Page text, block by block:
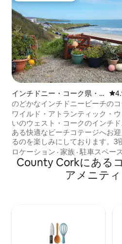
インチドニー・コーク県・
アイルランドのコテージ
レ
のどかなインチドニービーチの
ジ、素晴らしい景色です！
ワイルド・アトランティック・
いのウェスト・コークのインチ
ある快適なビーチコテージへお迎
るのを楽しみにしております。3
バスルームがあり、最大6～7名様
適にご宿泊いただけます。 ビーチまで徒
歩3分、インチドニー・ロッジ・
スパ・ホテルまで徒歩5分！ 広々としたリ
道を見下ろし、自宅のような心地
味わえます！
ロケーション · 家族 ·駐車スペース
County Corkにある
アメニテ